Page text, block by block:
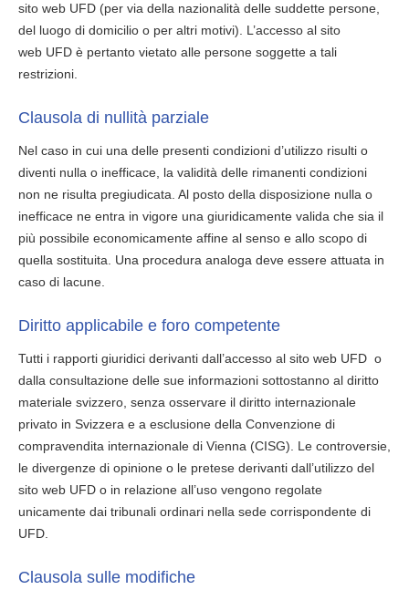
sito web UFD (per via della nazionalità delle suddette persone,
del luogo di domicilio o per altri motivi). L’accesso al sito
web UFD è pertanto vietato alle persone soggette a tali
restrizioni.
Clausola di nullità parziale
Nel caso in cui una delle presenti condizioni d’utilizzo risulti o
diventi nulla o inefficace, la validità delle rimanenti condizioni
non ne risulta pregiudicata. Al posto della disposizione nulla o
inefficace ne entra in vigore una giuridicamente valida che sia il
più possibile economicamente affine al senso e allo scopo di
quella sostituita. Una procedura analoga deve essere attuata in
caso di lacune.
Diritto applicabile e foro competente
Tutti i rapporti giuridici derivanti dall’accesso al sito web UFD o
dalla consultazione delle sue informazioni sottostanno al diritto
materiale svizzero, senza osservare il diritto internazionale
privato in Svizzera e a esclusione della Convenzione di
compravendita internazionale di Vienna (CISG). Le controversie,
le divergenze di opinione o le pretese derivanti dall’utilizzo del
sito web UFD o in relazione all’uso vengono regolate
unicamente dai tribunali ordinari nella sede corrispondente di
UFD.
Clausola sulle modifiche